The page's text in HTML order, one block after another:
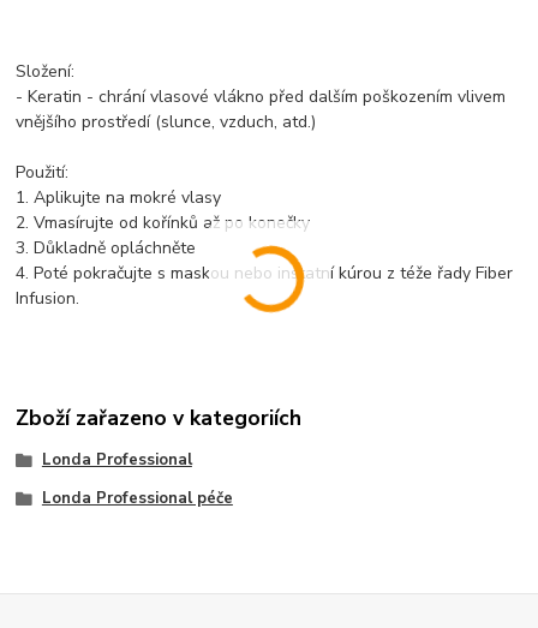
Složení:
- Keratin - chrání vlasové vlákno před dalším poškozením vlivem
vnějšího prostředí (slunce, vzduch, atd.)
Použití:
1. Aplikujte na mokré vlasy
2. Vmasírujte od kořínků až po konečky
3. Důkladně opláchněte
4. Poté pokračujte s maskou nebo instatní kúrou z téže řady Fiber
Infusion.
Zboží zařazeno v kategoriích
Londa Professional
Londa Professional péče